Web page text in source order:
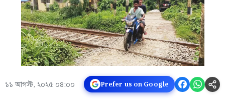
১১ আগস্ট, ২০২৫ ০৪:০০ Prefer us on Google